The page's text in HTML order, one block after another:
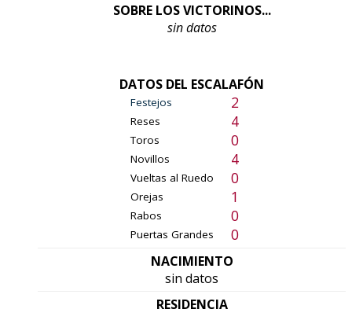
SOBRE LOS VICTORINOS...
sin datos
DATOS DEL ESCALAFÓN
Festejos 2
Reses 4
Toros 0
Novillos 4
Vueltas al Ruedo 0
Orejas 1
Rabos 0
Puertas Grandes 0
NACIMIENTO
sin datos
RESIDENCIA